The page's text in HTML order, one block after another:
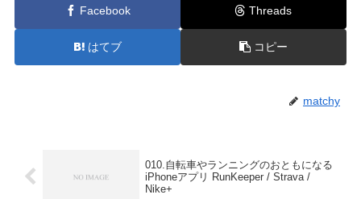
Facebook Threads
はてブ コピー
matchy
010.自転車やランニングのおともになる
iPhoneアプリ RunKeeper / Strava /
Nike+